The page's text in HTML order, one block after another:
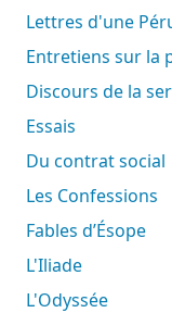
Lettres d'une
Entretiens sur
Discours de la
Essais
Du contrat social
Les Confessions
Fables d’Ésope
L'Iliade
L'Odyssée